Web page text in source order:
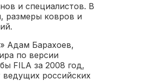
и специалистов. В
размеры ковров и
Адам Барахоев,
по версии
FILA за 2008 год,
ведущих российских